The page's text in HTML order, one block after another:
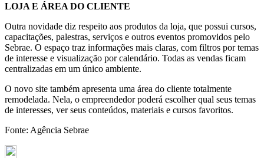
LOJA E ÁREA DO CLIENTE
Outra novidade diz respeito aos produtos da loja, que possui cursos,
capacitações, palestras, serviços e outros eventos promovidos pelo
Sebrae. O espaço traz informações mais claras, com filtros por temas
de interesse e visualização por calendário. Todas as vendas ficam
centralizadas em um único ambiente.
O novo site também apresenta uma área do cliente totalmente
remodelada. Nela, o empreendedor poderá escolher qual seus temas
de interesses, ver seus conteúdos, materiais e cursos favoritos.
Fonte: Agência Sebrae